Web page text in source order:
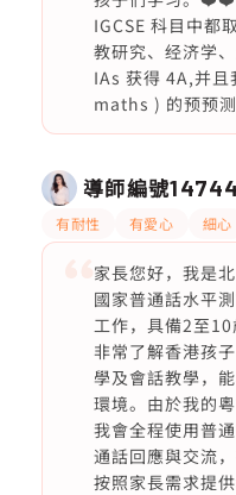
IGCSE 科目中都
教研究、经济学
IAs 获得 4A,并
maths ) 的预预
導師編號
有耐性 有愛心 細心
家長您好，我是
國家普通話水平
工作，具備2至10
非常了解香港孩
學及會話教學，
環境。由於我的
我會全程使用普
通話回應與交流
按照家長需求提